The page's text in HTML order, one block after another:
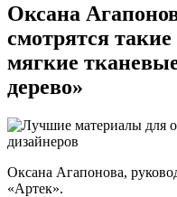
Оксана
смотрятся
мягкие
дерево»
Оксана Агапонова,
«Артек».